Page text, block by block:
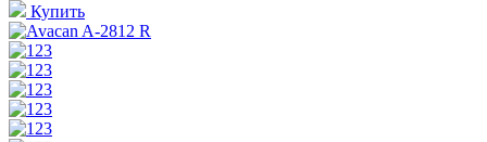
Купить